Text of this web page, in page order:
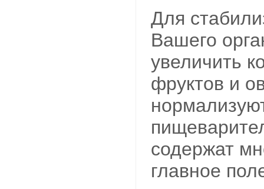
Для
Вашего
увеличить
фруктов и
содержат
главное